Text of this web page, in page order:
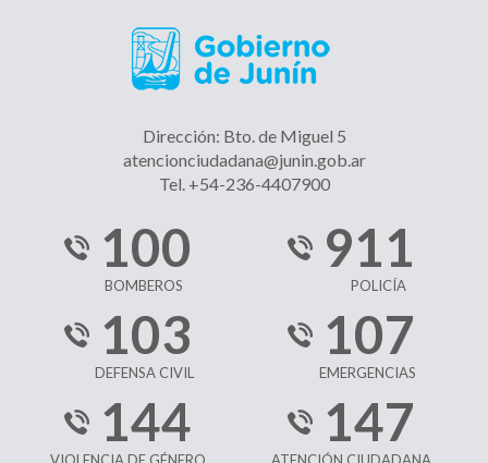
Dirección: Bto. de Miguel 5
atencionciudadana@junin.gob.ar
Tel. +54-236-4407900
100
BOMBEROS
911
POLICÍA
103
DEFENSA CIVIL
107
EMERGENCIAS
144 147